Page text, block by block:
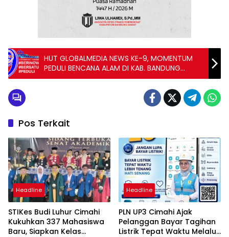
HUT GLOBALMEDIA NEWS KE-9, MOMENTUM
PEDULI BENCANA ALAM DI KAB. BANDUNG
BARAT
Pos Terkait
Headline
STIKes Budi Luhur Cimahi
Kukuhkan 337 Mahasiswa
Baru, Siapkan Kelas
Headline
PLN UP3 Cimahi Ajak
Pelanggan Bayar Tagihan
Listrik Tepat Waktu Melalui